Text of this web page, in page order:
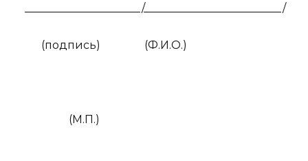
_____________________/_________________________/
(подпись) (Ф.И.О.)
(М.П.)